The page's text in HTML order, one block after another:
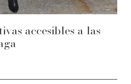
accesibles a las